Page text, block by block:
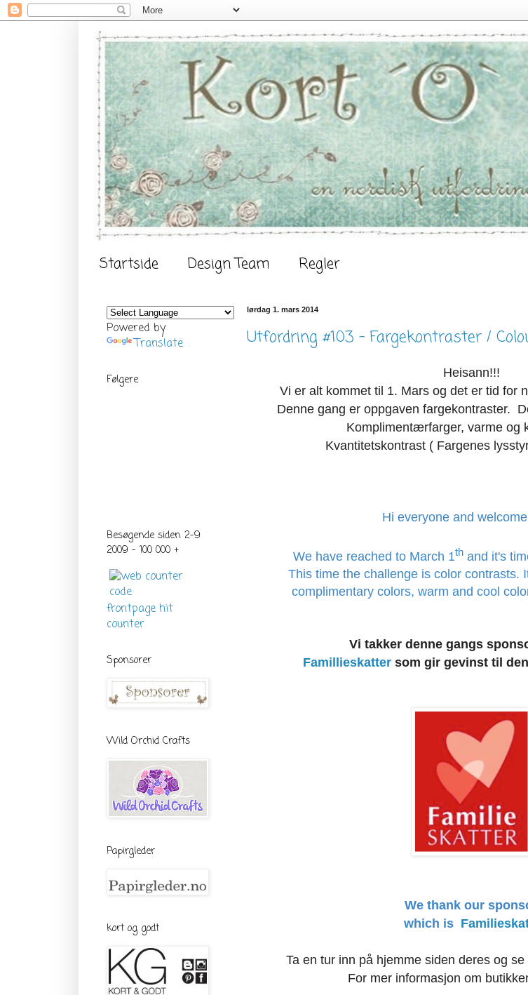
Startside Design Team Regler
lørdag 1. mars 2014
Utfordring #103 - Fargekontraster /
Heisann!!!
Vi er alt kommet til 1. Mars og det er tid for
Denne gang er oppgaven fargekontraster.
Komplimentærfarger, varme og
Kvantitetskontrast ( Fargenes
Hi everyone and
We have reached to March 1thand it's
This time the challenge is color contrasts.
complimentary colors, warm and cool
Vi takker denne gangs
Famillieskattersom gir gevinst til
We thank our
which is
Ta en tur inn på hjemme siden deres og
For mer informasjon om
Powered by
Translate
Følgere
Besøgende siden 2-9
2009 - 100 000 +
frontpage hit
counter
Sponsorer
Wild Orchid Crafts
Papirgleder
kort og godt